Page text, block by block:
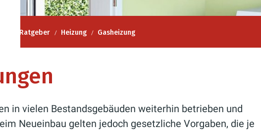
Ratgeber Heizung Gasheizung
in vielen Bestandsgebäuden weiterhin betrieben und
Neueinbau gelten jedoch gesetzliche Vorgaben, die je